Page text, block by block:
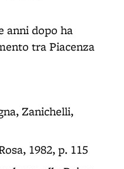
anni dopo ha
tra Piacenza
Zanichelli,
1982, p. 115